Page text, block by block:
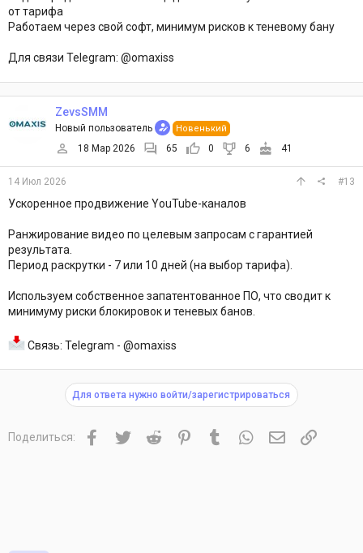
от тарифа
Работаем через свой софт, минимум рисков к теневому бану
Для связи Telegram: @omaxiss
ZevsSMM
Новый пользователь Новенький
18 Мар 2026 65 0 6 41
14 Июл 2026 #13
Ускоренное продвижение YouTube-каналов
Ранжирование видео по целевым запросам с гарантией
результата.
Период раскрутки - 7 или 10 дней (на выбор тарифа).
Используем собственное запатентованное ПО, что сводит к
минимуму риски блокировок и теневых банов.
Связь: Telegram - @omaxiss
Для ответа нужно войти/зарегистрироваться
Поделиться: Facebook
TwitterReddit PinterestTumblrWhatsAppЭлектронная
Ссылка